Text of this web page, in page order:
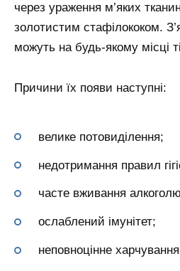
через ураження м’яких
золотистим стафілококом.
можуть на будь-якому місці
Причини їх появи наступні:
велике потовиділення;
недотримання правил
часте вживання
ослаблений імунітет;
неповноцінне